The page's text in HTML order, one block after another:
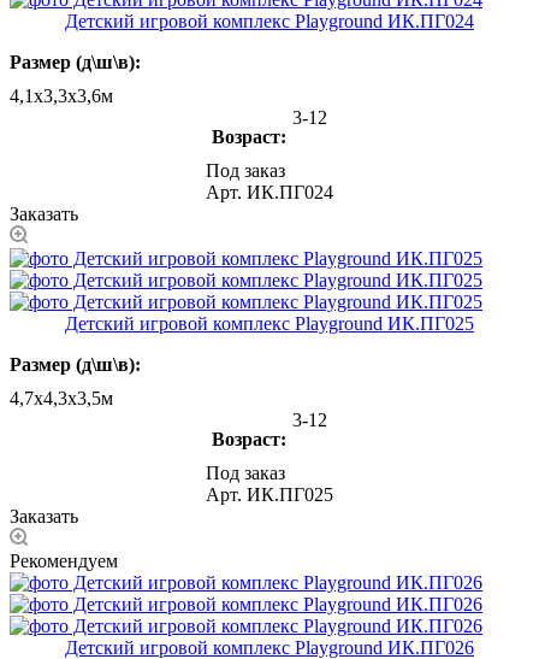
Детский игровой комплекс Playground ИК.ПГ024
Размер (д\ш\в):
4,1х3,3х3,6м
Возраст:
3-12
Под заказ
Арт. ИК.ПГ024
Заказать
Детский игровой комплекс Playground ИК.ПГ025
Размер (д\ш\в):
4,7х4,3х3,5м
Возраст:
3-12
Под заказ
Арт. ИК.ПГ025
Заказать
Рекомендуем
Детский игровой комплекс Playground ИК.ПГ026